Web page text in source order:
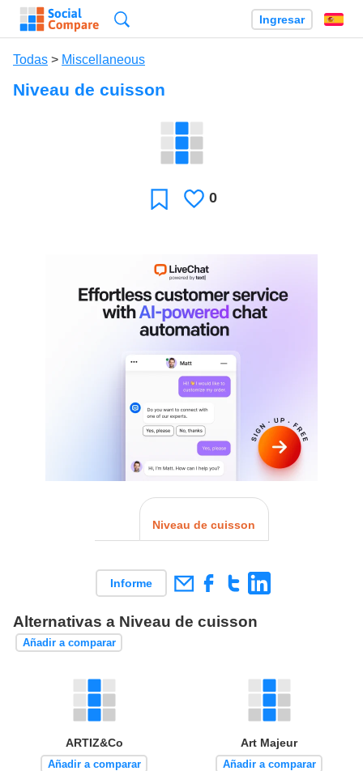
Ingresar
Todas > Miscellaneous
Niveau de cuisson
Favoritos
Le
0
Niveau de cuisson
Informe
Alternativas a Niveau de cuisson
Añadir a comparar
ARTIZ&Co
Añadir a comparar
Art Majeur
Añadir a comparar